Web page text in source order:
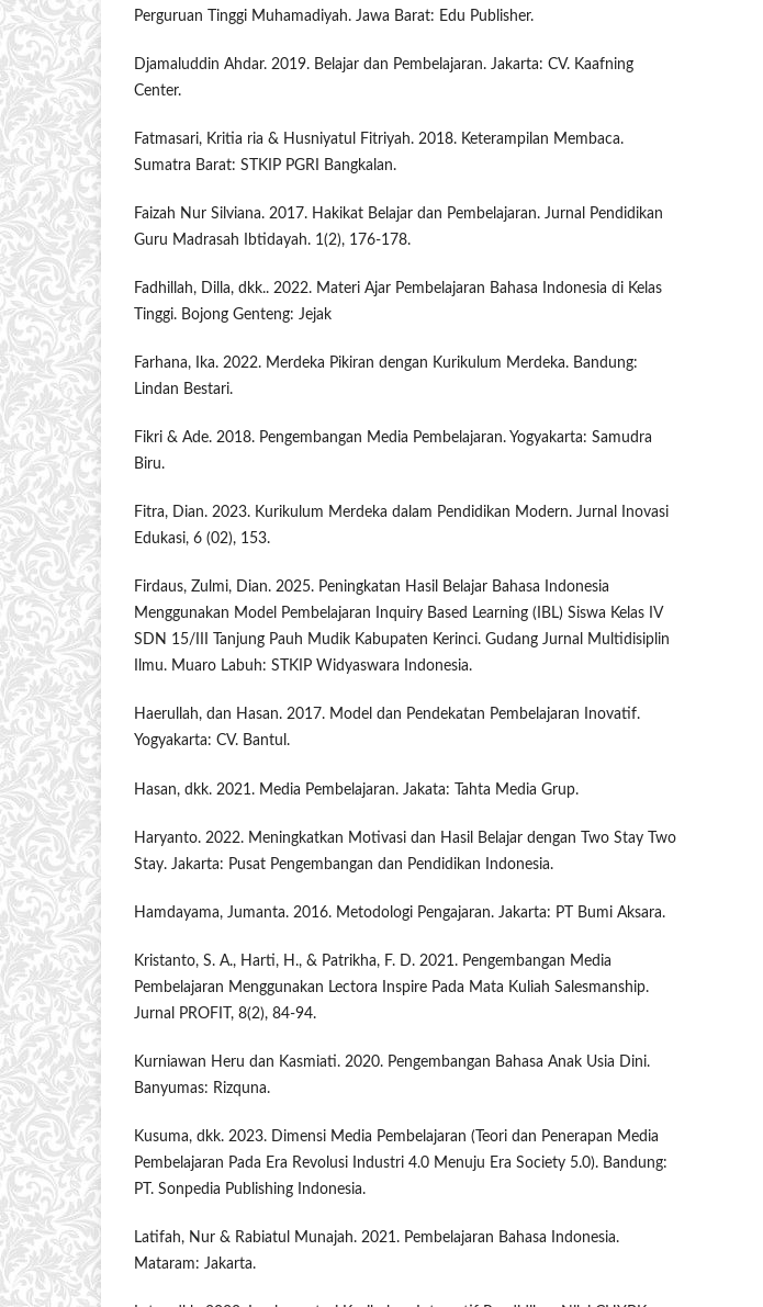
Perguruan Tinggi Muhamadiyah. Jawa Barat: Edu Publisher.
Djamaluddin Ahdar. 2019. Belajar dan Pembelajaran. Jakarta: CV. Kaafning
Center.
Fatmasari, Kritia ria & Husniyatul Fitriyah. 2018. Keterampilan Membaca.
Sumatra Barat: STKIP PGRI Bangkalan.
Faizah Nur Silviana. 2017. Hakikat Belajar dan Pembelajaran. Jurnal Pendidikan
Guru Madrasah Ibtidayah. 1(2), 176-178.
Fadhillah, Dilla, dkk.. 2022. Materi Ajar Pembelajaran Bahasa Indonesia di Kelas
Tinggi. Bojong Genteng: Jejak
Farhana, Ika. 2022. Merdeka Pikiran dengan Kurikulum Merdeka. Bandung:
Lindan Bestari.
Fikri & Ade. 2018. Pengembangan Media Pembelajaran. Yogyakarta: Samudra
Biru.
Fitra, Dian. 2023. Kurikulum Merdeka dalam Pendidikan Modern. Jurnal Inovasi
Edukasi, 6 (02), 153.
Firdaus, Zulmi, Dian. 2025. Peningkatan Hasil Belajar Bahasa Indonesia
Menggunakan Model Pembelajaran Inquiry Based Learning (IBL) Siswa Kelas IV
SDN 15/III Tanjung Pauh Mudik Kabupaten Kerinci. Gudang Jurnal Multidisiplin
Ilmu. Muaro Labuh: STKIP Widyaswara Indonesia.
Haerullah, dan Hasan. 2017. Model dan Pendekatan Pembelajaran Inovatif.
Yogyakarta: CV. Bantul.
Hasan, dkk. 2021. Media Pembelajaran. Jakata: Tahta Media Grup.
Haryanto. 2022. Meningkatkan Motivasi dan Hasil Belajar dengan Two Stay Two
Stay. Jakarta: Pusat Pengembangan dan Pendidikan Indonesia.
Hamdayama, Jumanta. 2016. Metodologi Pengajaran. Jakarta: PT Bumi Aksara.
Kristanto, S. A., Harti, H., & Patrikha, F. D. 2021. Pengembangan Media
Pembelajaran Menggunakan Lectora Inspire Pada Mata Kuliah Salesmanship.
Jurnal PROFIT, 8(2), 84-94.
Kurniawan Heru dan Kasmiati. 2020. Pengembangan Bahasa Anak Usia Dini.
Banyumas: Rizquna.
Kusuma, dkk. 2023. Dimensi Media Pembelajaran (Teori dan Penerapan Media
Pembelajaran Pada Era Revolusi Industri 4.0 Menuju Era Society 5.0). Bandung:
PT. Sonpedia Publishing Indonesia.
Latifah, Nur & Rabiatul Munajah. 2021. Pembelajaran Bahasa Indonesia.
Mataram: Jakarta.